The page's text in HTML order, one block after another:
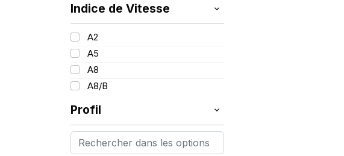
176
178
193
207
214
24
25
26
28
33
Indice de Vitesse
A2
A5
A8
A8/B
Profil